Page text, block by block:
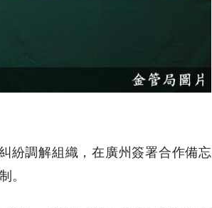
紛調解組織，在廣州簽署合作備忘
。